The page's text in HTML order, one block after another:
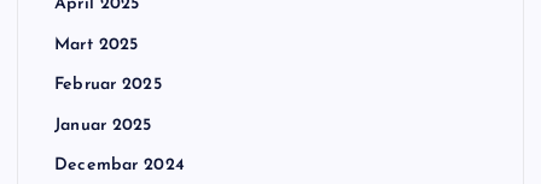
April 2025
Mart 2025
Februar 2025
Januar 2025
Decembar 2024